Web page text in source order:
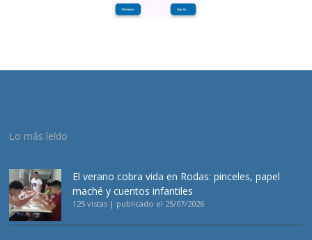
Lo más leído
El verano cobra vida en Rodas: pinceles, papel
maché y cuentos infantiles
125 vistas | publicado el 25/07/2026